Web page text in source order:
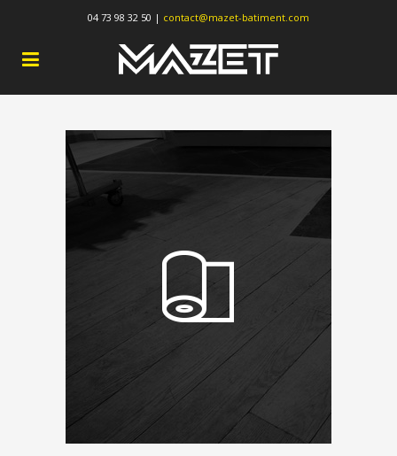
04 73 98 32 50 | contact@mazet-batiment.com